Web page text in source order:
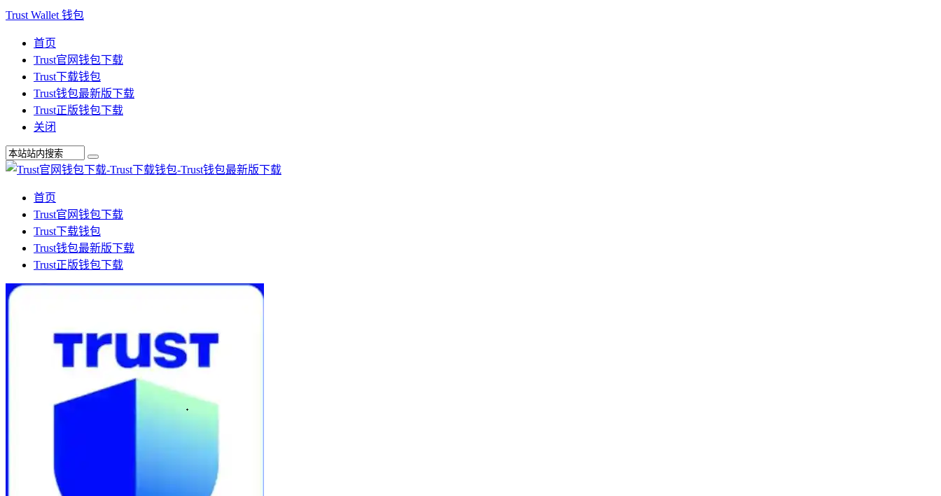
Trust Wallet 钱包
首页
Trust官网钱包下载
Trust下载钱包
Trust钱包最新版下载
Trust正版钱包下载
关闭
首页
Trust官网钱包下载
Trust下载钱包
Trust钱包最新版下载
Trust正版钱包下载